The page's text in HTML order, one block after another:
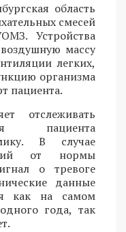
область
смесей
Устройства
массу
легких,
организма
пациента.
отслеживать
пациента
В случае
от нормы
о тревоге
данные
как на самом
года, так